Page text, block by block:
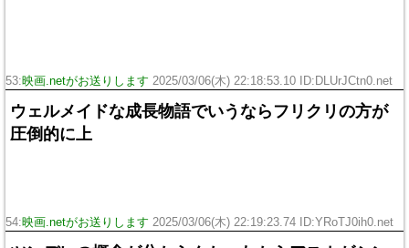
53:映画.netがお送りします 2025/03/06(木) 22:18:53.10 ID:DLUrJCtn0.net
ウェルメイドな成長物語でいうならフリクリの方が
圧倒的に上
54:映画.netがお送りします 2025/03/06(木) 22:19:23.74 ID:YRoTJ0ih0.net